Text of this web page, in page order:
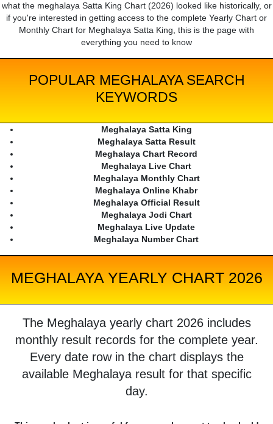
what the meghalaya Satta King Chart (2026) looked like historically, or
if you're interested in getting access to the complete Yearly Chart or
Monthly Chart for Meghalaya Satta King, this is the page with
everything you need to know
POPULAR MEGHALAYA SEARCH
KEYWORDS
Meghalaya Satta King
Meghalaya Satta Result
Meghalaya Chart Record
Meghalaya Live Chart
Meghalaya Monthly Chart
Meghalaya Online Khabr
Meghalaya Official Result
Meghalaya Jodi Chart
Meghalaya Live Update
Meghalaya Number Chart
MEGHALAYA YEARLY CHART 2026
The Meghalaya yearly chart 2026 includes
monthly result records for the complete year.
Every date row in the chart displays the
available Meghalaya result for that specific
day.